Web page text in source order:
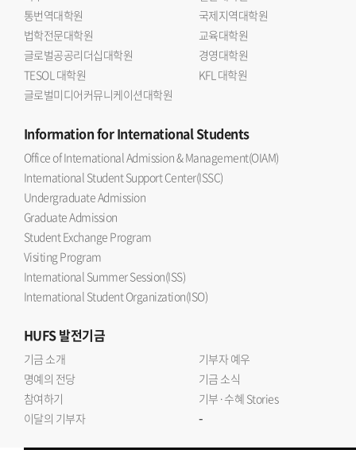
통번역대학원
국제지역대학원
법학전문대학원
교육대학원
글로벌공공리더십대학원
경영대학원
TESOL 대학원
KFL 대학원
글로벌미디어커뮤니케이션대학원
Informationfor International Students
Office of International Admission & Management(OIAM)
International Student Support Center(ISSC)
Undergraduate Admission
Graduate Admission
Student Exchange Program
Visiting Program
International Summer Session(ISS)
International Student Organization(ISO)
HUFS발전기금
기금 소개
기부자 예우
명예의 전당
기금 소식
참여하기
기부·수혜 Stories
이달의 기부자
-